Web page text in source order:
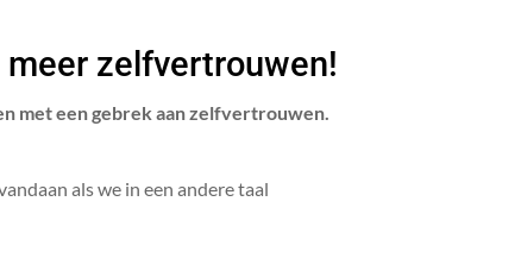
zelfvertrouwen!
met een gebrek aan zelfvertrouwen.
als we in een andere taal